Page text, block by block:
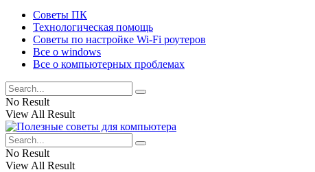
Советы ПК
Технологическая помощь
Советы по настройке Wi-Fi роутеров
Все о windows
Все о компьютерных проблемах
No Result
View All Result
No Result
View All Result